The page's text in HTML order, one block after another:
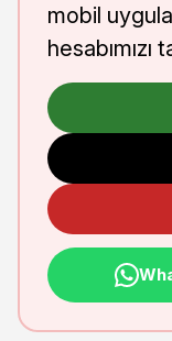
mobil
hesabımızı